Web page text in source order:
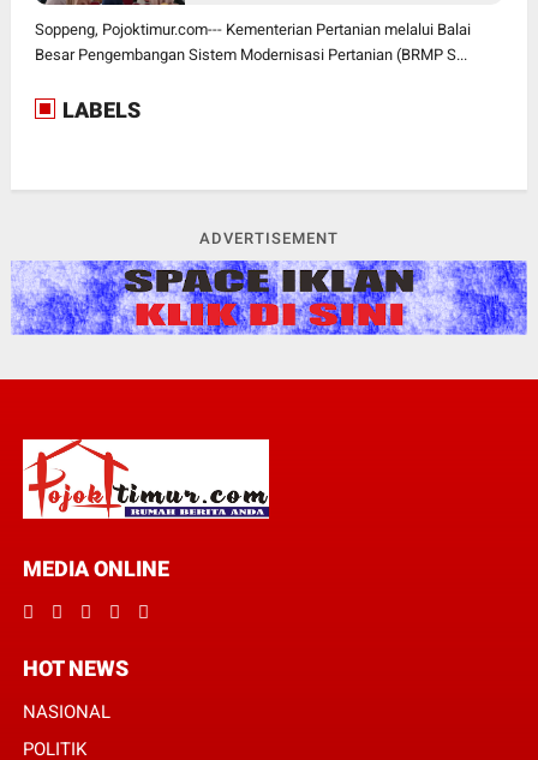
Soppeng, Pojoktimur.com--- Kementerian Pertanian melalui Balai
Besar Pengembangan Sistem Modernisasi Pertanian (BRMP S...
LABELS
ADVERTISEMENT
MEDIA ONLINE
HOT NEWS
NASIONAL
POLITIK